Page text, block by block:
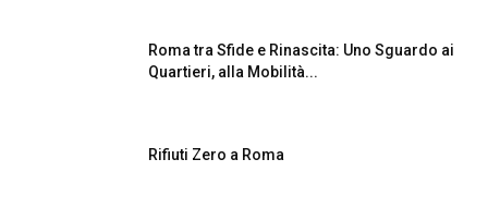
Roma tra Sfide e Rinascita: Uno Sguardo ai
Quartieri, alla Mobilità...
Rifiuti Zero a Roma